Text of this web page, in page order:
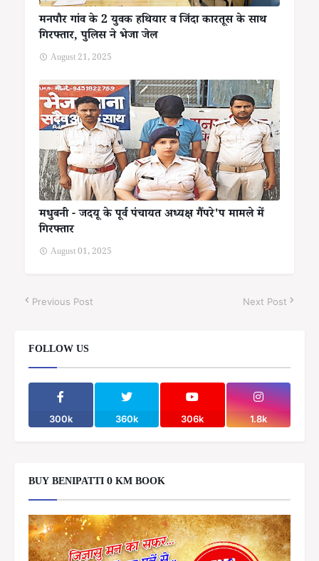
मनपौर गांव के 2 युवक हथियार व जिंदा कारतूस के साथ
गिरफ्तार, पुलिस ने भेजा जेल
August 21, 2025
मधुबनी - जदयू के पूर्व पंचायत अध्यक्ष गैंपरे'प मामले में
गिरफ्तार
August 01, 2025
Previous Post Next Post
FOLLOW US
300k 360k 306k 1.8k
BUY BENIPATTI 0 KM BOOK